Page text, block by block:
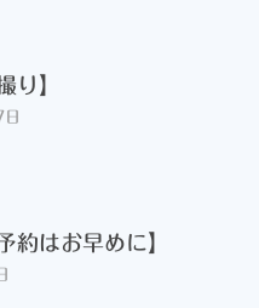
り】
約はお早めに】